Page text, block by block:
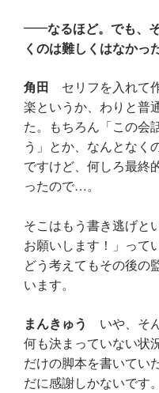
なるほど。でも、
くのは難しくはなかっ
角田 セリフを入れて
楽というか、わりと普
た。もちろん「この会
う」とか、なんとなく
ですけど、何しろ最終
ったので…。
そこはもう書き逃げと
お願いします！」って
どう考えてもその後の
います。
まんきゅう
いや、そ
何も決まっていない状
だけの脚本を書いてい
だに感謝しかないです。